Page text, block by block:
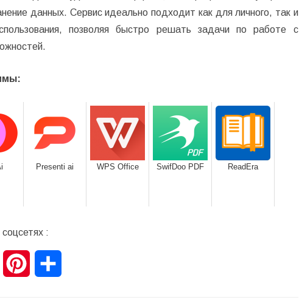
данных. Сервис идеально подходит как для личного, так и
позволяя быстро решать задачи по работе с
Presenti ai WPS Office SwifDoo PDF ReadEra
:
Twitter Pinterest